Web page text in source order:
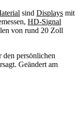
sind Displays mit
HD-Signal
von rund 20 Zoll
persönlichen
Geändert am